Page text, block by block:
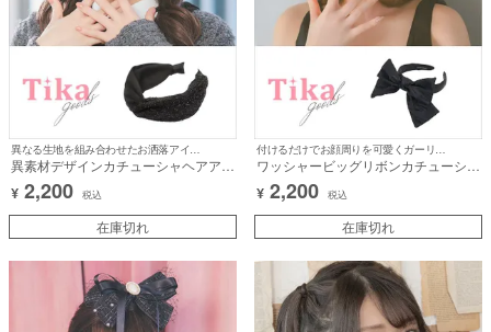
異素材デザインカチューシャヘアアク
セサリー
¥ 2,200 税込
在庫切れ
ワッシャービッグリボンカチューシャ
ヘアアクセサリー
¥ 2,200 税込
在庫切れ